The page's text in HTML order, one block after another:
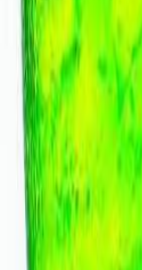
Guillermina García
Periodista especializada
Última actualización:2
Compartir